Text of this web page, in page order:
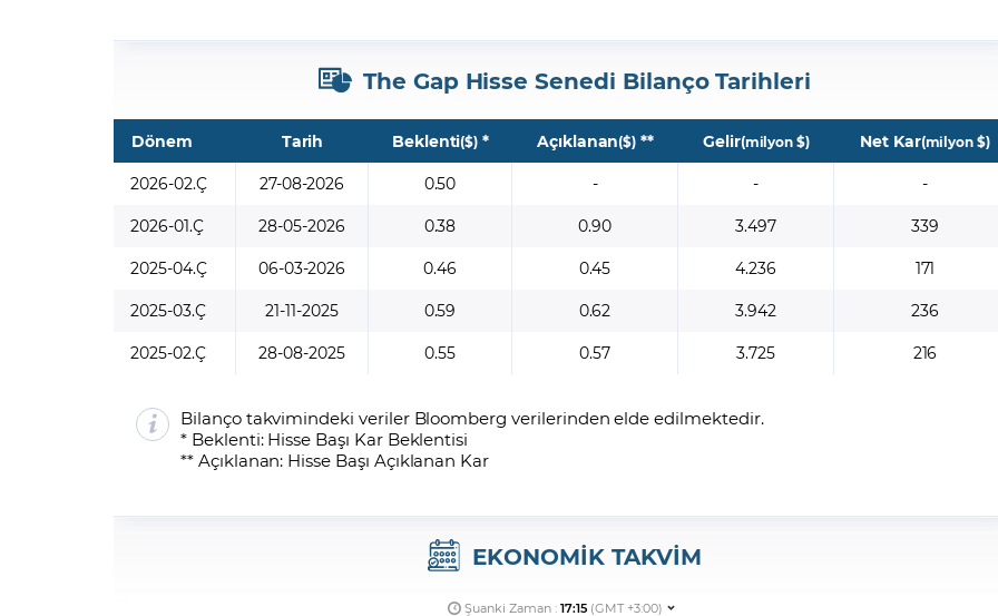
The Gap Hisse Senedi Bilanço Tarihleri
Dönem Tarih Beklenti($) * Açıklanan($) ** Gelir(milyon $) Net Kar(milyon $)
2026-02.Ç 27-08-2026 0.50 - -
-
2026-01.Ç
28-05-2026 0.38 0.90 3.497
339
2025-04.Ç
06-03-2026 0.46 0.45 4.236
171
2025-03.Ç
21-11-2025 0.59 0.62 3.942
236
2025-02.Ç
28-08-2025 0.55 0.57 3.725 216
Bilanço takvimindeki veriler Bloomberg verilerinden elde edilmektedir.
* Beklenti: Hisse Başı Kar Beklentisi
** Açıklanan: Hisse Başı Açıklanan Kar
EKONOMİK TAKVİM